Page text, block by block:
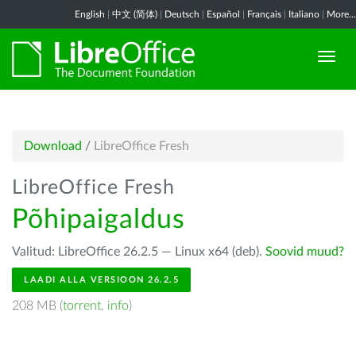
English 中文 (简体) Deutsch Español Français Italiano More...
Download / LibreOffice Fresh
LibreOffice Fresh
Põhipaigaldus
Valitud: LibreOffice 26.2.5 — Linux x64 (deb). Soovid muud?
LAADI ALLA VERSIOON 26.2.5
208 MB (torrent, info)